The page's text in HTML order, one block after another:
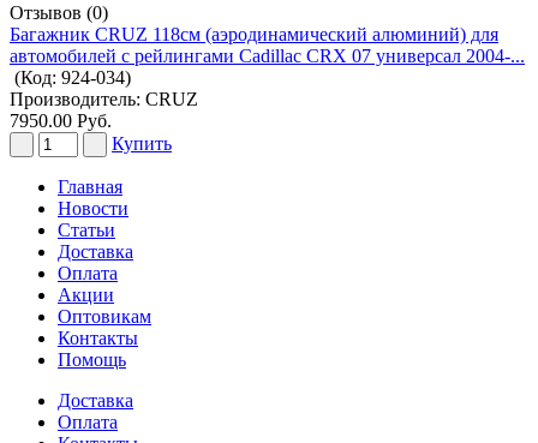
Отзывов (0)
Багажник CRUZ 118см (аэродинамический алюминий) для
автомобилей с рейлингами Cadillac CRX 07 универсал 2004-...
(Код: 924-034)
Производитель: CRUZ
7950.00 Руб.
Купить
Главная
Новости
Статьи
Доставка
Оплата
Акции
Оптовикам
Контакты
Помощь
Доставка
Оплата